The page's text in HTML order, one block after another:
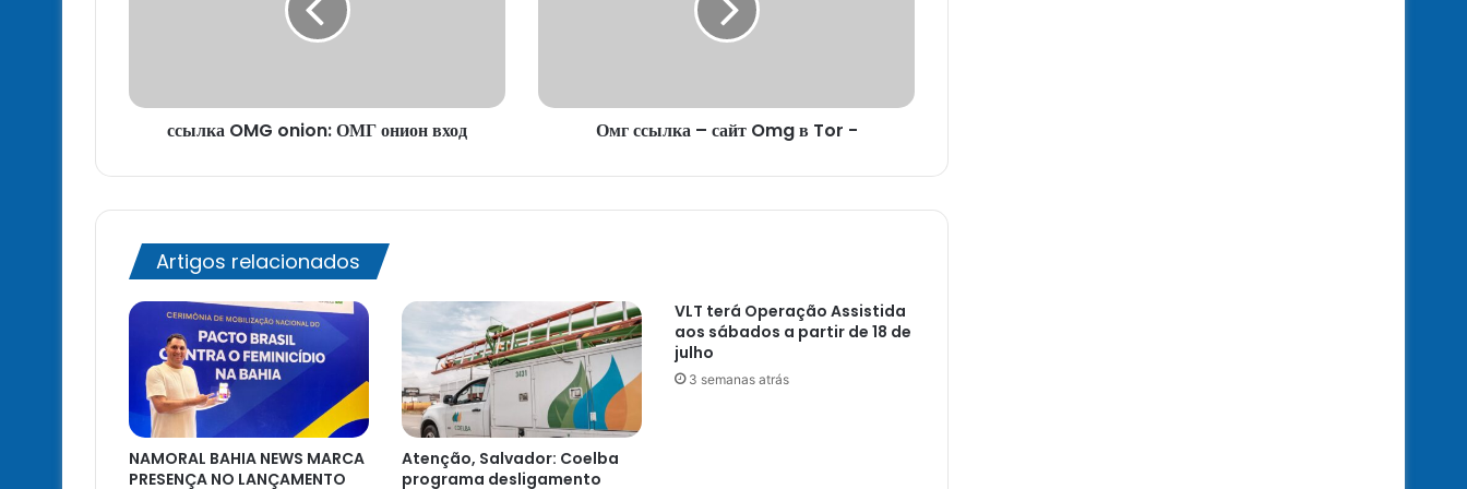
ссылка OMG onion: ОМГ онион вход Омг ссылка – сайт Omg в Tor -
Artigos relacionados
NAMORAL BAHIA NEWS MARCA
PRESENÇA NO LANÇAMENTO
Atenção, Salvador: Coelba
programa desligamento
VLT terá Operação Assistida
aos sábados a partir de 18 de
julho
3 semanas atrás